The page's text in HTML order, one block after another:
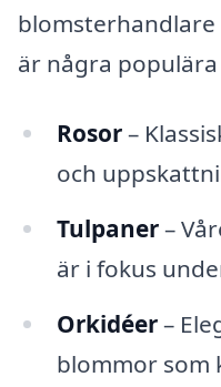
är några
Rosor–
och
Tulpaner–
är i fokus
Orkidéer–
blommor som